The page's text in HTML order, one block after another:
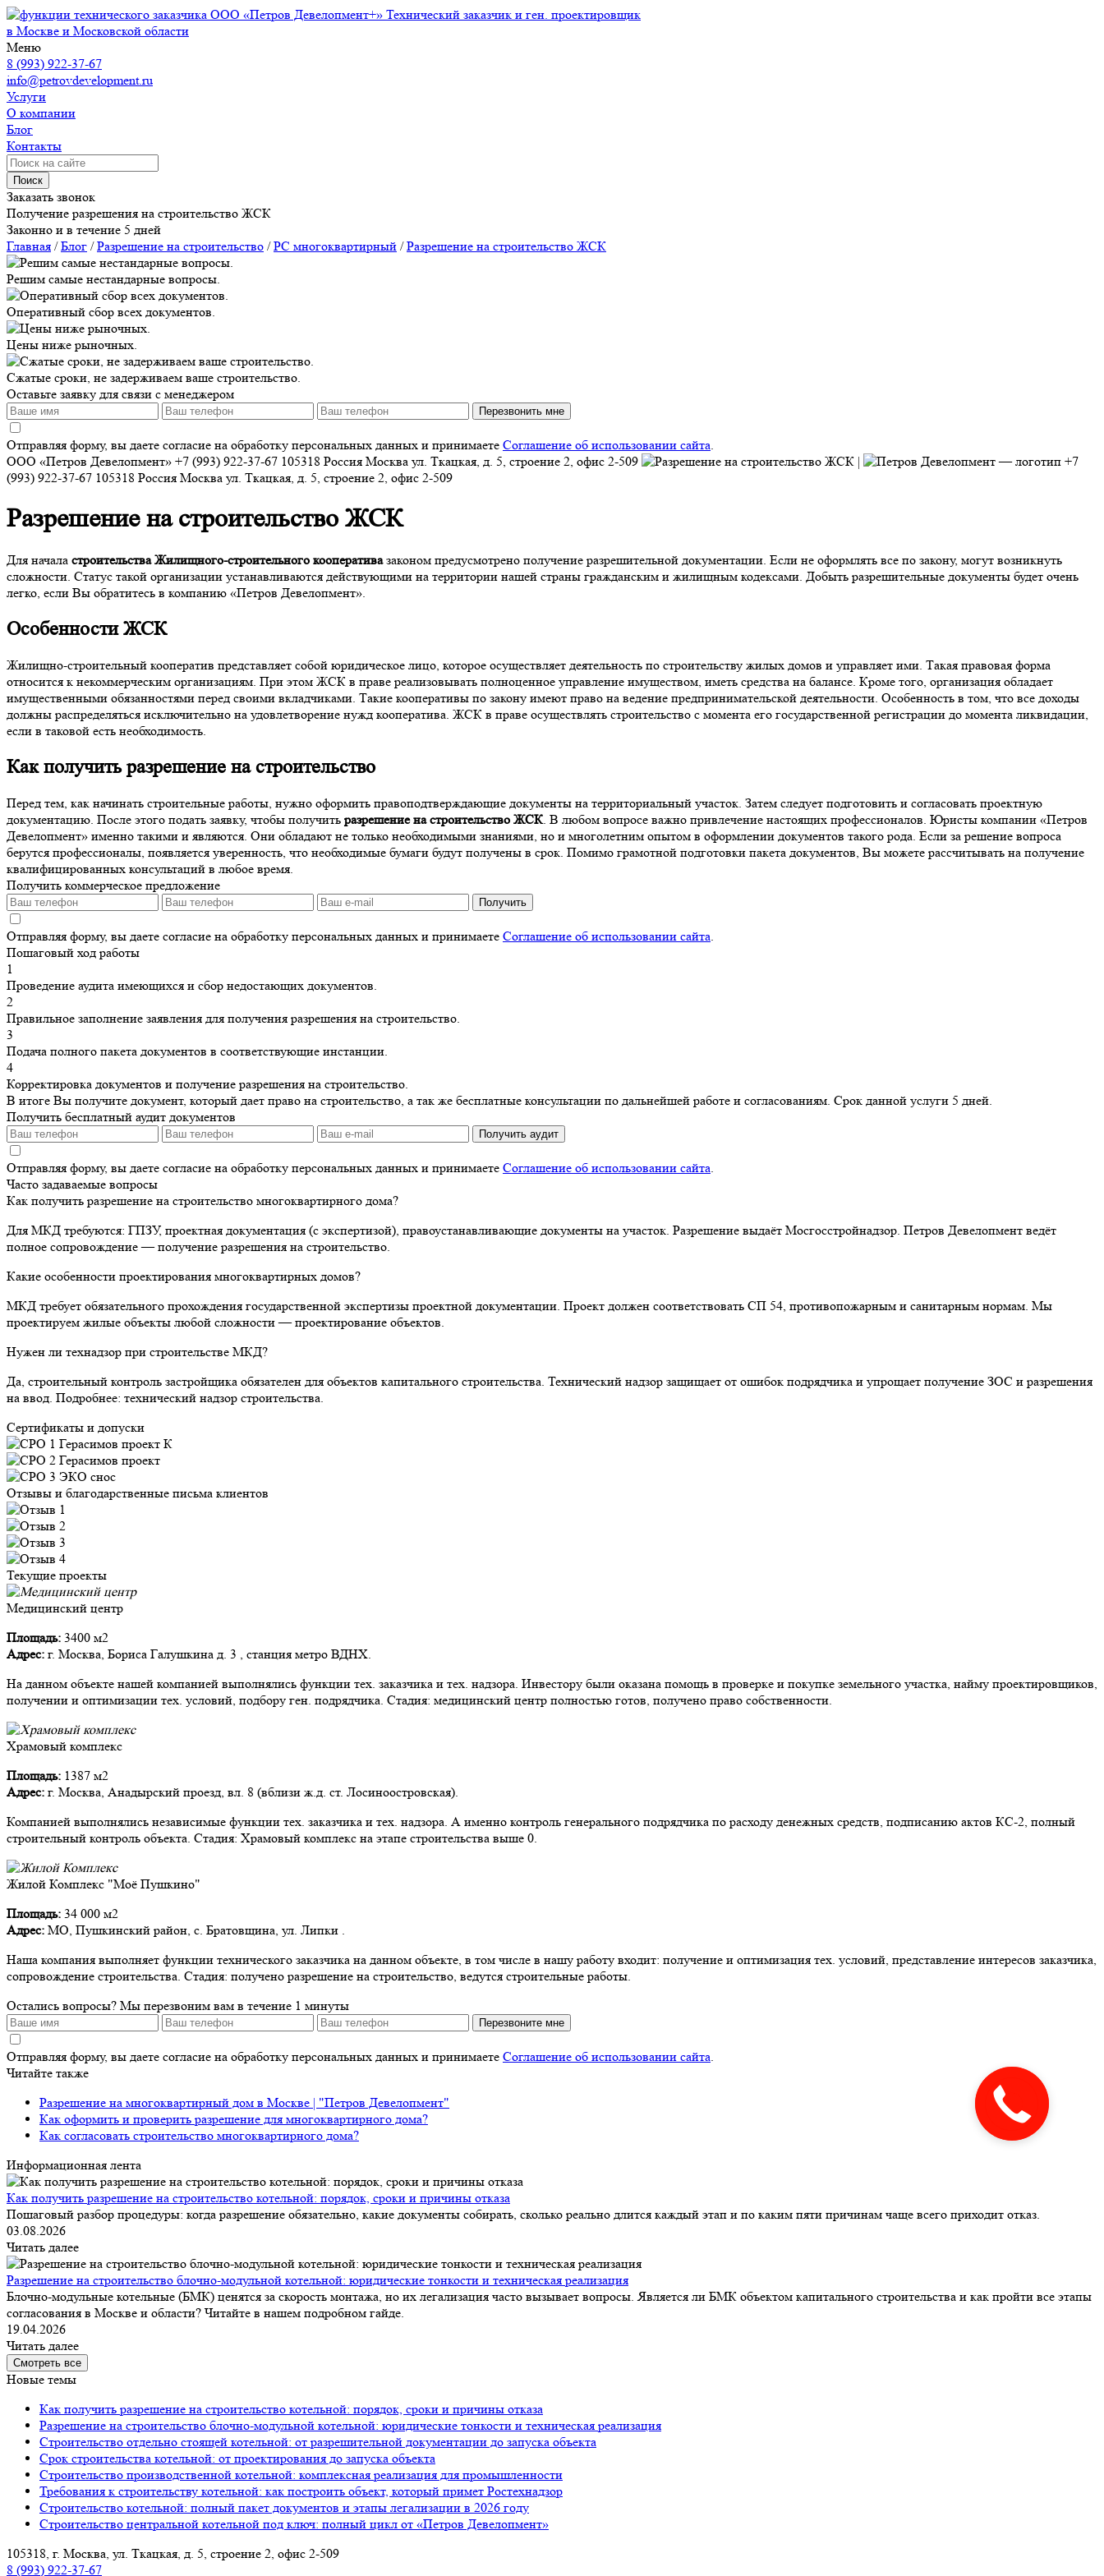
ООО «Петров Девелопмент+» Технический заказчик и ген. проектировщик
в Москве и Московской области
Меню
8 (993) 922-37-67
info@petrovdevelopment.ru
Услуги
О компании
Блог
Контакты
Поиск
Заказать звонок
Получение разрешения на строительство ЖСК
Законно и в течение 5 дней
Главная /Блог /Разрешение на строительство /РС многоквартирный /Разрешение на строительство ЖСК
Решим самые нестандарные вопросы.
Оперативный сбор всех документов.
Цены ниже рыночных.
Сжатые сроки, не задерживаем ваше строительство.
Оставьте заявку для связи с менеджером
Перезвонить мне
Отправляя форму, вы даете согласие на обработку персональных данных и принимаете Соглашение об использовании сайта.
ООО «Петров Девелопмент» +7 (993) 922-37-67 105318 Россия Москва ул. Ткацкая, д. 5, строение 2, офис 2-509
+7
(993) 922-37-67 105318 Россия Москва ул. Ткацкая, д. 5, строение 2, офис 2-509
Разрешение на строительство ЖСК
Для начала строительства Жилищного-строительного кооперативазаконом предусмотрено получение разрешительной документации. Если не оформлять все по закону, могут возникнуть
сложности. Статус такой организации устанавливаются действующими на территории нашей страны гражданским и жилищным кодексами. Добыть разрешительные документы будет очень
легко, если Вы обратитесь в компанию «Петров Девелопмент».
Особенности ЖСК
Жилищно-строительный кооператив представляет собой юридическое лицо, которое осуществляет деятельность по строительству жилых домов и управляет ими. Такая правовая форма
относится к некоммерческим организациям. При этом ЖСК в праве реализовывать полноценное управление имуществом, иметь средства на балансе. Кроме того, организация обладает
имущественными обязанностями перед своими вкладчиками. Такие кооперативы по закону имеют право на ведение предпринимательской деятельности. Особенность в том, что все доходы
должны распределяться исключительно на удовлетворение нужд кооператива. ЖСК в праве осуществлять строительство с момента его государственной регистрации до момента ликвидации,
если в таковой есть необходимость.
Как получить разрешение на строительство
Перед тем, как начинать строительные работы, нужно оформить правоподтверждающие документы на территориальный участок. Затем следует подготовить и согласовать проектную
документацию. После этого подать заявку, чтобы получить разрешение на строительство ЖСК . В любом вопросе важно привлечение настоящих профессионалов. Юристы компании «Петров
Девелопмент» именно такими и являются. Они обладают не только необходимыми знаниями, но и многолетним опытом в оформлении документов такого рода. Если за решение вопроса
берутся профессионалы, появляется уверенность, что необходимые бумаги будут получены в срок. Помимо грамотной подготовки пакета документов, Вы можете рассчитывать на получение
квалифицированных консультаций в любое время.
Получить коммерческое предложение
Получить
Отправляя форму, вы даете согласие на обработку персональных данных и принимаете Соглашение об использовании сайта
Пошаговый ход работы
1
Проведение аудита имеющихся и сбор недостающих документов.
2
Правильное заполнение заявления для получения разрешения на строительство.
3
Подача полного пакета документов в соответствующие инстанции.
4
Корректировка документов и получение разрешения на строительство.
В итоге Вы получите документ, который дает право на строительство, а так же бесплатные консультации по дальнейшей работе и согласованиям. Срок данной услуги 5 дней.
Получить бесплатный аудит документов
Получить аудит
Отправляя форму, вы даете согласие на обработку персональных данных и принимаете Соглашение об использовании сайта
Часто задаваемые вопросы
Как получить разрешение на строительство многоквартирного дома?
Для МКД требуются: ГПЗУ, проектная документация (с экспертизой), правоустанавливающие документы на участок. Разрешение выдаёт Мосгосстройнадзор. Петров Девелопмент ведёт
полное сопровождение — получение разрешения на строительство.
Какие особенности проектирования многоквартирных домов?
МКД требует обязательного прохождения государственной экспертизы проектной документации. Проект должен соответствовать СП 54, противопожарным и санитарным нормам. Мы
проектируем жилые объекты любой сложности — проектирование объектов.
Нужен ли технадзор при строительстве МКД?
Да, строительный контроль застройщика обязателен для объектов капитального строительства. Технический надзор защищает от ошибок подрядчика и упрощает получение ЗОС и разрешения
на ввод. Подробнее: технический надзор строительства.
Сертификаты и допуски
Отзывы и благодарственные письма клиентов
Текущие проекты
Медицинский центр
Площадь: 3400 м2
Адрес: г. Москва, Бориса Галушкина д. 3 , станция метро ВДНХ.
На данном объекте нашей компанией выполнялись функции тех. заказчика и тех. надзора. Инвестору были оказана помощь в проверке и покупке земельного участка, найму проектировщиков,
получении и оптимизации тех. условий, подбору ген. подрядчика. Стадия: медицинский центр полностью готов, получено право собственности.
Храмовый комплекс
Площадь: 1387 м2
Адрес: г. Москва, Анадырский проезд, вл. 8 (вблизи ж.д. ст. Лосиноостровская).
Компанией выполнялись независимые функции тех. заказчика и тех. надзора. А именно контроль генерального подрядчика по расходу денежных средств, подписанию актов КС-2, полный
строительный контроль объекта. Стадия: Храмовый комплекс на этапе строительства выше 0.
Жилой Комплекс "Моё Пушкино"
Площадь: 34 000 м2
Адрес: МО, Пушкинский район, с. Братовщина, ул. Липки .
Наша компания выполняет функции технического заказчика на данном объекте, в том числе в нашу работу входит: получение и оптимизация тех. условий, представление интересов заказчика,
сопровождение строительства. Стадия: получено разрешение на строительство, ведутся строительные работы.
Остались вопросы? Мы перезвоним вам в течение 1 минуты
Перезвоните мне
Отправляя форму, вы даете согласие на обработку персональных данных и принимаете Соглашение об использовании сайта
Читайте также
Разрешение на многоквартирный дом в Москве | "Петров Девелопмент"
Как оформить и проверить разрешение для многоквартирного дома?
Как согласовать строительство многоквартирного дома?
Информационная лента
Как получить разрешение на строительство котельной: порядок, сроки и причины отказа
Пошаговый разбор процедуры: когда разрешение обязательно, какие документы собирать, сколько реально длится каждый этап и по каким пяти причинам чаще всего приходит отказ.
03.08.2026
Читать далее
Разрешение на строительство блочно-модульной котельной: юридические тонкости и техническая реализация
Блочно-модульные котельные (БМК) ценятся за скорость монтажа, но их легализация часто вызывает вопросы. Является ли БМК объектом капитального строительства и как пройти все этапы
согласования в Москве и области? Читайте в нашем подробном гайде.
19.04.2026
Читать далее
Смотреть все
Новые темы
Как получить разрешение на строительство котельной: порядок, сроки и причины отказа
Разрешение на строительство блочно-модульной котельной: юридические тонкости и техническая реализация
Строительство отдельно стоящей котельной: от разрешительной документации до запуска объекта
Срок строительства котельной: от проектирования до запуска объекта
Строительство производственной котельной: комплексная реализация для промышленности
Требования к строительству котельной: как построить объект, который примет Ростехнадзор
Строительство котельной: полный пакет документов и этапы легализации в 2026 году
Строительство центральной котельной под ключ: полный цикл от «Петров Девелопмент»
105318, г. Москва, ул. Ткацкая, д. 5, строение 2, офис 2-509
8 (993) 922-37-67